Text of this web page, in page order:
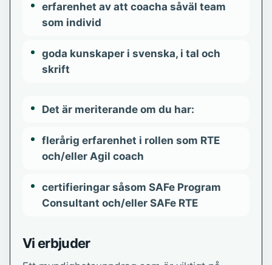
erfarenhet av att coacha såväl team
som individ
goda kunskaper i svenska, i tal och
skrift
Det är meriterande om du har:
flerårig erfarenhet i rollen som RTE
och/eller Agil coach
certifieringar såsom SAFe Program
Consultant och/eller SAFe RTE
Vi erbjuder